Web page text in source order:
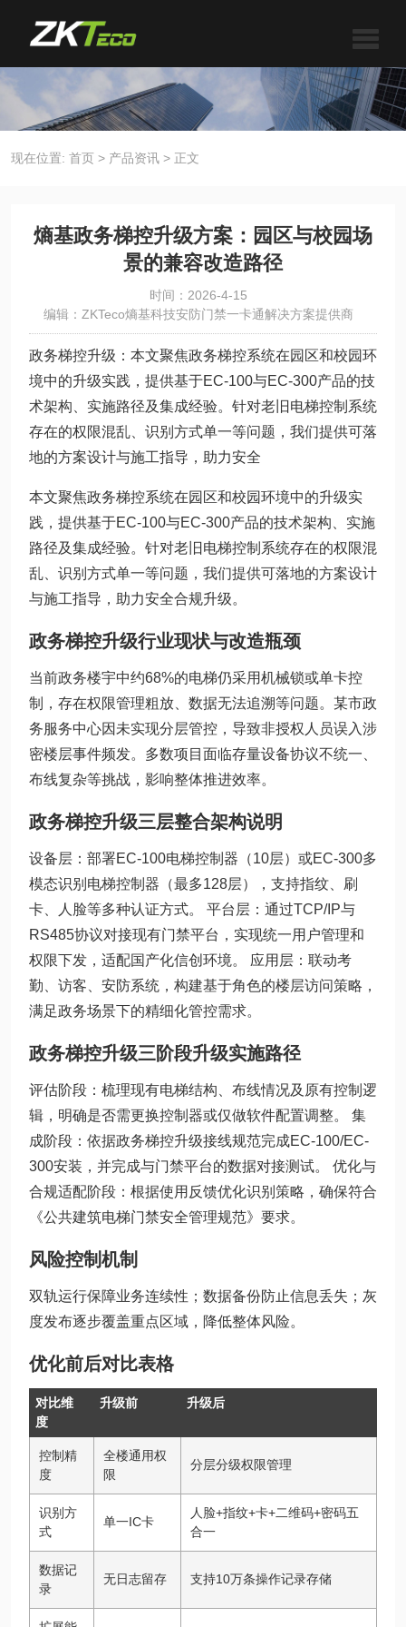
现在位置: 首页 > 产品资讯 > 正文
熵基政务梯控升级方案：园区与校园场
景的兼容改造路径
时间：2026-4-15
编辑：ZKTeco熵基科技安防门禁一卡通解决方案提供商
政务梯控升级：本文聚焦政务梯控系统在园区和校园环
境中的升级实践，提供基于EC-100与EC-300产品的技
术架构、实施路径及集成经验。针对老旧电梯控制系统
存在的权限混乱、识别方式单一等问题，我们提供可落
地的方案设计与施工指导，助力安全
本文聚焦政务梯控系统在园区和校园环境中的升级实
践，提供基于EC-100与EC-300产品的技术架构、实施
路径及集成经验。针对老旧电梯控制系统存在的权限混
乱、识别方式单一等问题，我们提供可落地的方案设计
与施工指导，助力安全合规升级。
政务梯控升级行业现状与改造瓶颈
当前政务楼宇中约68%的电梯仍采用机械锁或单卡控
制，存在权限管理粗放、数据无法追溯等问题。某市政
务服务中心因未实现分层管控，导致非授权人员误入涉
密楼层事件频发。多数项目面临存量设备协议不统一、
布线复杂等挑战，影响整体推进效率。
政务梯控升级三层整合架构说明
设备层：部署EC-100电梯控制器（10层）或EC-300多
模态识别电梯控制器（最多128层），支持指纹、刷
卡、人脸等多种认证方式。 平台层：通过TCP/IP与
RS485协议对接现有门禁平台，实现统一用户管理和
权限下发，适配国产化信创环境。 应用层：联动考
勤、访客、安防系统，构建基于角色的楼层访问策略，
满足政务场景下的精细化管控需求。
政务梯控升级三阶段升级实施路径
评估阶段：梳理现有电梯结构、布线情况及原有控制逻
辑，明确是否需更换控制器或仅做软件配置调整。 集
成阶段：依据政务梯控升级接线规范完成EC-100/EC-
300安装，并完成与门禁平台的数据对接测试。 优化与
合规适配阶段：根据使用反馈优化识别策略，确保符合
《公共建筑电梯门禁安全管理规范》要求。
风险控制机制
双轨运行保障业务连续性；数据备份防止信息丢失；灰
度发布逐步覆盖重点区域，降低整体风险。
优化前后对比表格
对比维
度
升级前 升级后
控制精
度
全楼通用权
限
分层分级权限管理
识别方
式
单一IC卡
人脸+指纹+卡+二维码+密码五
合一
数据记
录
无日志留存 支持10万条操作记录存储